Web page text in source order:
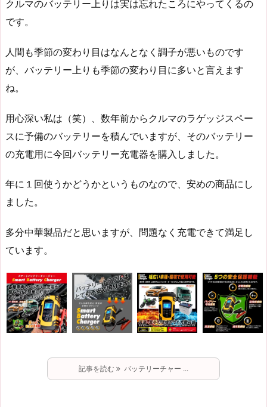
クルマのバッテリー上りは実は忘れたころにやってくるの
です。
人間も季節の変わり目はなんとなく調子が悪いものです
が、バッテリー上りも季節の変わり目に多いと言えます
ね。
用心深い私は（笑）、数年前からクルマのラゲッジスペー
スに予備のバッテリーを積んでいますが、そのバッテリー
の充電用に今回バッテリー充電器を購入しました。
年に１回使うかどうかというものなので、安めの商品にし
ました。
多分中華製品だと思いますが、問題なく充電できて満足し
ています。
記事を読む バッテリーチャー ...